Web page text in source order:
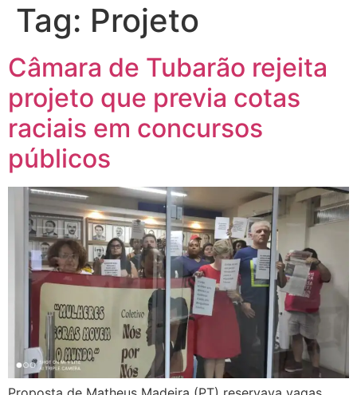
Tag: Projeto
Câmara de Tubarão rejeita
projeto que previa cotas
raciais em concursos
públicos